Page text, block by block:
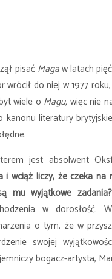
pisać Magaw latach
wrócił do niej w 1977
wiele o Magu, więc nie
kanonu literatury
jest absolwent
i wciąż liczy, że czeka
mu wyjątkowe
w dorosłość.
o tym, że w
swojej
bogacz-artysta,